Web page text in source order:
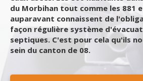
du Morbihan tout comme les 881
auparavant connaissent de
façon régulière système
septiques. C'est pour cela qu'ils
sein du canton de 08.